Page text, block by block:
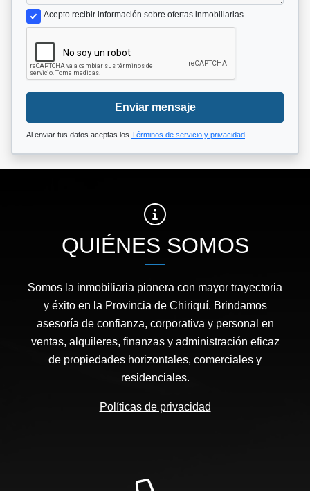
Acepto recibir información sobre ofertas inmobiliarias
Enviar mensaje
Al enviar tus datos aceptas los Términos de servicio y privacidad
QUIÉNES SOMOS
Somos la inmobiliaria pionera con mayor trayectoria
y éxito en la Provincia de Chiriquí. Brindamos
asesoría de confianza, corporativa y personal en
ventas, alquileres, finanzas y administración eficaz
de propiedades horizontales, comerciales y
residenciales.
Políticas de privacidad